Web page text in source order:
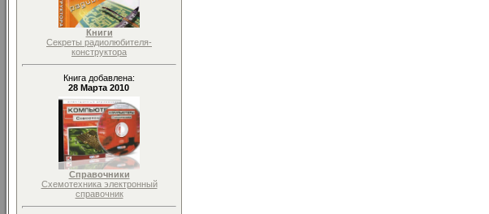
Книги
Секреты радиолюбителя-
конструктора
Книга добавлена:
28 Марта 2010
Справочники
Схемотехника электронный
справочник